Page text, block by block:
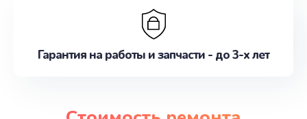
Гарантия на работы и запчасти - до 3-х лет